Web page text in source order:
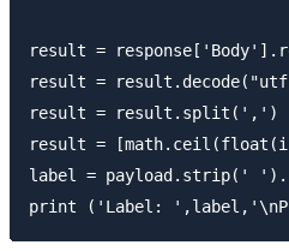
result =
result =
result = result.split(',')
result =
label = payload.strip('